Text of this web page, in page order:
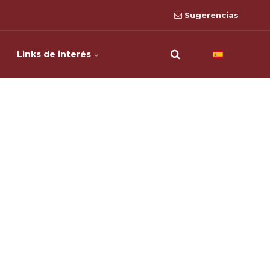
Sugerencias
Links de interés